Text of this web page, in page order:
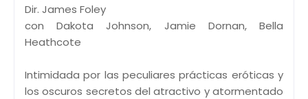
Dir. James Foley
con Dakota Johnson, Jamie Dornan, Bella
Heathcote
Intimidada por las peculiares prácticas eróticas y
los oscuros secretos del atractivo y atormentado